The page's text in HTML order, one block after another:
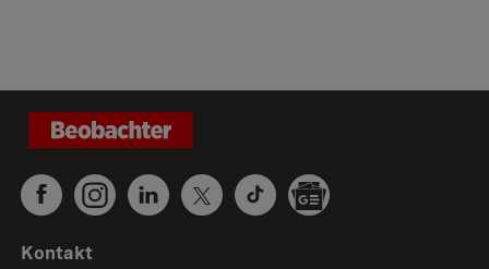
Kontakt